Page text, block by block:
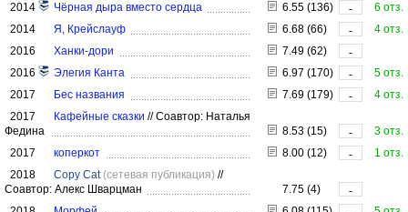
2014
Чёрная дыра вместо сердца 6.55 (136) -
6 отз.
2014
Я, Крейслауф 6.68 (66) -
4 отз.
2016
Ханки-дори 7.49 (62)
-
2016
Элегия Канта 6.97 (170) -
5 отз.
2017
Бес названия 7.69 (179) -
4 отз.
2017
Кафейные сказки //Соавтор: Наталья
Федина
8.53 (15) -
3 отз.
2017
коперкот 8.00 (12) -
1 отз.
2018
Copy Cat (сетевая публикация) //
Соавтор: Алекс Шварцман
7.75 (4)
-